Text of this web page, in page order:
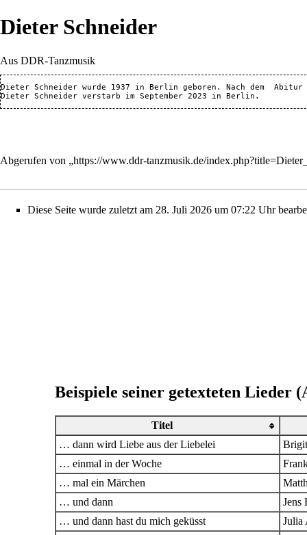
Dieter Schneider
Aus DDR-Tanzmusik
Dieter Schneider wurde 1937 in Berlin geboren. Nach dem
Beispiele seiner getexteten Lieder
Titel
… dann wird Liebe aus der Liebelei
… einmal in der Woche
… mal ein Märchen
… und dann
Jens
… und dann hast du mich geküsst
Julia
Abgerufen von „https://www.ddr-tanzmusik.de/
Diese Seite wurde zuletzt am 28. Juli 2026 um 07:22 Uhr